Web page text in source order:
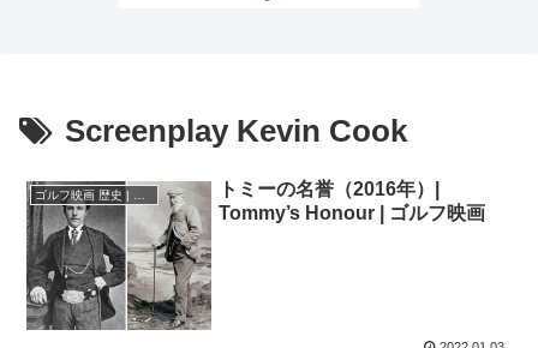
Screenplay Kevin Cook
トミーの名誉（2016年）|
Tommy’s Honour | ゴルフ映画